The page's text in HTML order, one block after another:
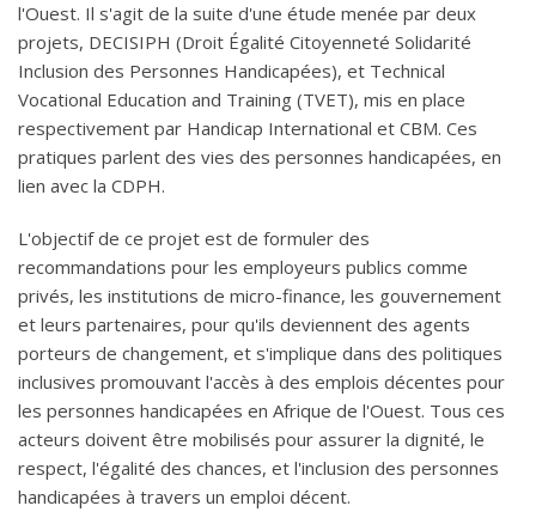
l'Ouest. Il s'agit de la suite d'une étude menée par deux
projets, DECISIPH (Droit Égalité Citoyenneté Solidarité
Inclusion des Personnes Handicapées), et Technical
Vocational Education and Training (TVET), mis en place
respectivement par Handicap International et CBM. Ces
pratiques parlent des vies des personnes handicapées, en
lien avec la CDPH.
L'objectif de ce projet est de formuler des
recommandations pour les employeurs publics comme
privés, les institutions de micro-finance, les gouvernement
et leurs partenaires, pour qu'ils deviennent des agents
porteurs de changement, et s'implique dans des politiques
inclusives promouvant l'accès à des emplois décentes pour
les personnes handicapées en Afrique de l'Ouest. Tous ces
acteurs doivent être mobilisés pour assurer la dignité, le
respect, l'égalité des chances, et l'inclusion des personnes
handicapées à travers un emploi décent.